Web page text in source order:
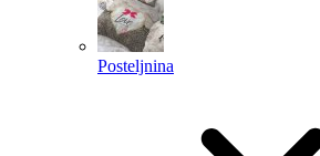
Posteljnina